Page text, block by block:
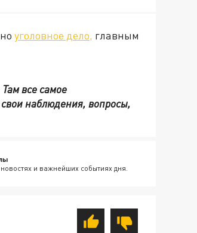
уголовное дело, главным
Там все самое
наблюдения, вопросы,
и важнейших событиях дня.